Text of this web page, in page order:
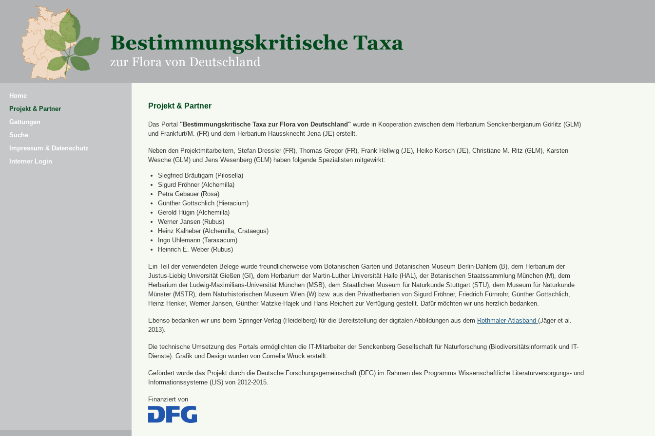
Home
Projekt & Partner
Gattungen
Suche
Impressum & Datenschutz
Interner Login
Projekt & Partner
Das Portal "Bestimmungskritische Taxa zur Flora von Deutschland" wurde in Kooperation zwischen dem Herbarium Senckenbergianum Görlitz (GLM)
und Frankfurt/M. (FR) und dem Herbarium Haussknecht Jena (JE) erstellt.
Neben den Projektmitarbeitern, Stefan Dressler (FR), Thomas Gregor (FR), Frank Hellwig (JE), Heiko Korsch (JE), Christiane M. Ritz (GLM), Karsten
Wesche (GLM) und Jens Wesenberg (GLM) haben folgende Spezialisten mitgewirkt:
Siegfried Bräutigam (Pilosella)
Sigurd Fröhner (Alchemilla)
Petra Gebauer (Rosa)
Günther Gottschlich (Hieracium)
Gerold Hügin (Alchemilla)
Werner Jansen (Rubus)
Heinz Kalheber (Alchemilla, Crataegus)
Ingo Uhlemann (Taraxacum)
Heinrich E. Weber (Rubus)
Ein Teil der verwendeten Belege wurde freundlicherweise vom Botanischen Garten und Botanischen Museum Berlin-Dahlem (B), dem Herbarium der
Justus-Liebig Universität Gießen (GI), dem Herbarium der Martin-Luther Universität Halle (HAL), der Botanischen Staatssammlung München (M), dem
Herbarium der Ludwig-Maximilians-Universität München (MSB), dem Staatlichen Museum für Naturkunde Stuttgart (STU), dem Museum für Naturkunde
Münster (MSTR), dem Naturhistorischen Museum Wien (W) bzw. aus den Privatherbarien von Sigurd Fröhner, Friedrich Fürnrohr, Günther Gottschlich,
Heinz Henker, Werner Jansen, Günther Matzke-Hajek und Hans Reichert zur Verfügung gestellt. Dafür möchten wir uns herzlich bedanken.
Ebenso bedanken wir uns beim Springer-Verlag (Heidelberg) für die Bereitstellung der digitalen Abbildungen aus dem Rothmaler-Atlasband (Jäger et al.
2013).
Die technische Umsetzung des Portals ermöglichten die IT-Mitarbeiter der Senckenberg Gesellschaft für Naturforschung (Biodiversitätsinformatik und IT-
Dienste). Grafik und Design wurden von Cornelia Wruck erstellt.
Gefördert wurde das Projekt durch die Deutsche Forschungsgemeinschaft (DFG) im Rahmen des Programms Wissenschaftliche Literaturversorgungs- und
Informationssysteme (LIS) von 2012-2015.
Finanziert von